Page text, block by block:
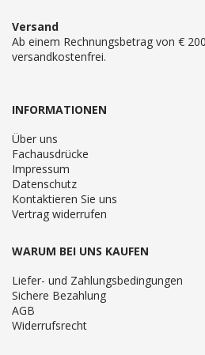
Versand
Ab einem Rechnungsbetrag von €
versandkostenfrei.
INFORMATIONEN
Über uns
Fachausdrücke
Impressum
Datenschutz
Kontaktieren Sie uns
Vertrag widerrufen
WARUM BEI UNS KAUFEN
Liefer- und Zahlungsbedingungen
Sichere Bezahlung
AGB
Widerrufsrecht